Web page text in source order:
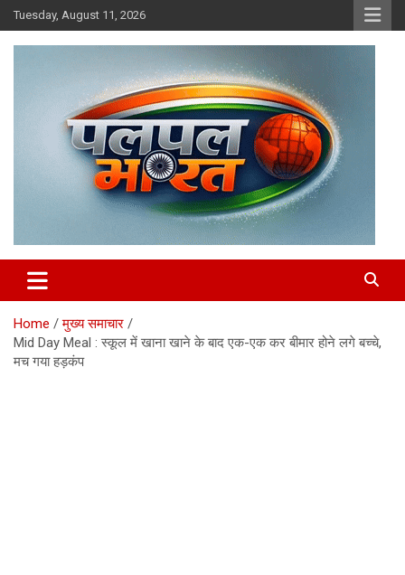
Skip
to
content
Tuesday, August 11, 2026
PalPalBharat.Com | न्यूज़ पोर्टल
Home
मुख्य समाचार
Mid Day Meal : स्कूल में खाना खाने के बाद एक-एक कर बीमार होने लगे बच्चे,
मच गया हड़कंप